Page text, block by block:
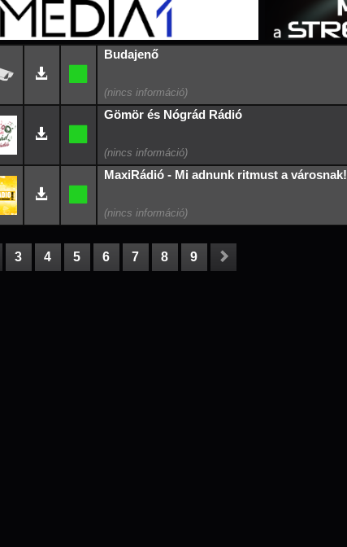
Budajenő
Gömör és Nógrád Rádió
MaxiRádió - Mi adnunk ritmust a városnak!
3 4 5 6 7 8 9